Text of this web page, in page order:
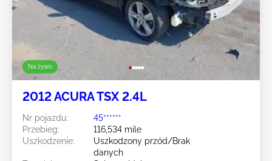
Na żywo
2012 ACURA TSX 2.4L
Nr pojazdu:
45******
Przebieg:
116,534 mile
Uszkodzenie:
Uszkodzony przód/Brak
danych